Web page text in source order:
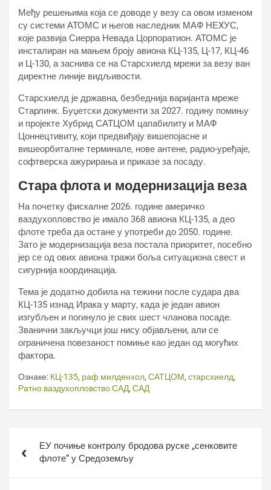
Међу решењима која се доводе у везу са овом изменом
су системи АТОМС и његов наследник МАФ НЕXУС,
које развија Сиерра Невада Цорпоратион. АТОМС је
инсталиран на мањем броју авиона КЦ-135, Ц-17, КЦ-46
и Ц-130, а заснива се на Старсхиелд мрежи за везу ван
директне линије видљивости.
Старсхиелд је државна, безбеднија варијанта мреже
Старлинк. Буџетски документи за 2027. годину помињу
и пројекте Хyбрид САТЦОМ цапабилитy и МАФ
Цоннецтивитy, који предвиђају вишепојасне и
вишеорбиталне терминале, нове антене, радио-уређаје,
софтверска ажурирања и приказе за посаду.
Стара флота и модернизација веза
На почетку фискалне 2026. године америчко
ваздухопловство је имало 368 авиона КЦ-135, а део
флоте треба да остане у употреби до 2050. године.
Зато је модернизација веза постала приоритет, посебно
јер се од ових авиона тражи боља ситуациона свест и
сигурнија координација.
Тема је додатно добила на тежини после судара два
КЦ-135 изнад Ирака у марту, када је један авион
изгубљен и погинуло је свих шест чланова посаде.
Званични закључци још нису објављени, али се
ограничена повезаност помиње као један од могућих
фактора.
Ознаке: КЦ-135, раф милденхол, САТЦОМ, старсхиелд,
Ратно ваздухопловство САД, САД
чланкаЕУ почиње контролу бродова руске „сенковите
флоте“ у Средоземљу